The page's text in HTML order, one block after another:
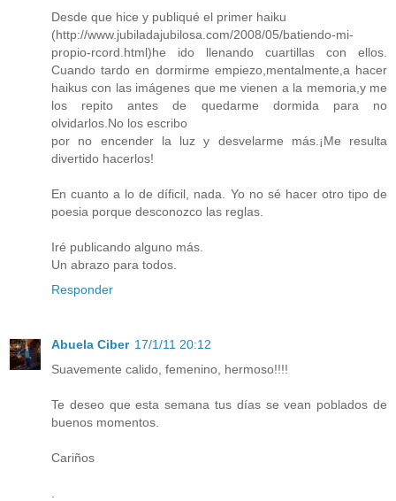
Desde que hice y publiqué el primer haiku
(http://www.jubiladajubilosa.com/2008/05/batiendo-mi-
propio-rcord.html)he ido llenando cuartillas con ellos.
Cuando tardo en dormirme empiezo,mentalmente,a hacer
haikus con las imágenes que me vienen a la memoria,y me
los repito antes de quedarme dormida para no
olvidarlos.No los escribo
por no encender la luz y desvelarme más.¡Me resulta
divertido hacerlos!
En cuanto a lo de díficil, nada. Yo no sé hacer otro tipo de
poesia porque desconozco las reglas.
Iré publicando alguno más.
Un abrazo para todos.
Responder
Abuela Ciber 17/1/11 20:12
Suavemente calido, femenino, hermoso!!!!
Te deseo que esta semana tus días se vean poblados de
buenos momentos.
Cariños